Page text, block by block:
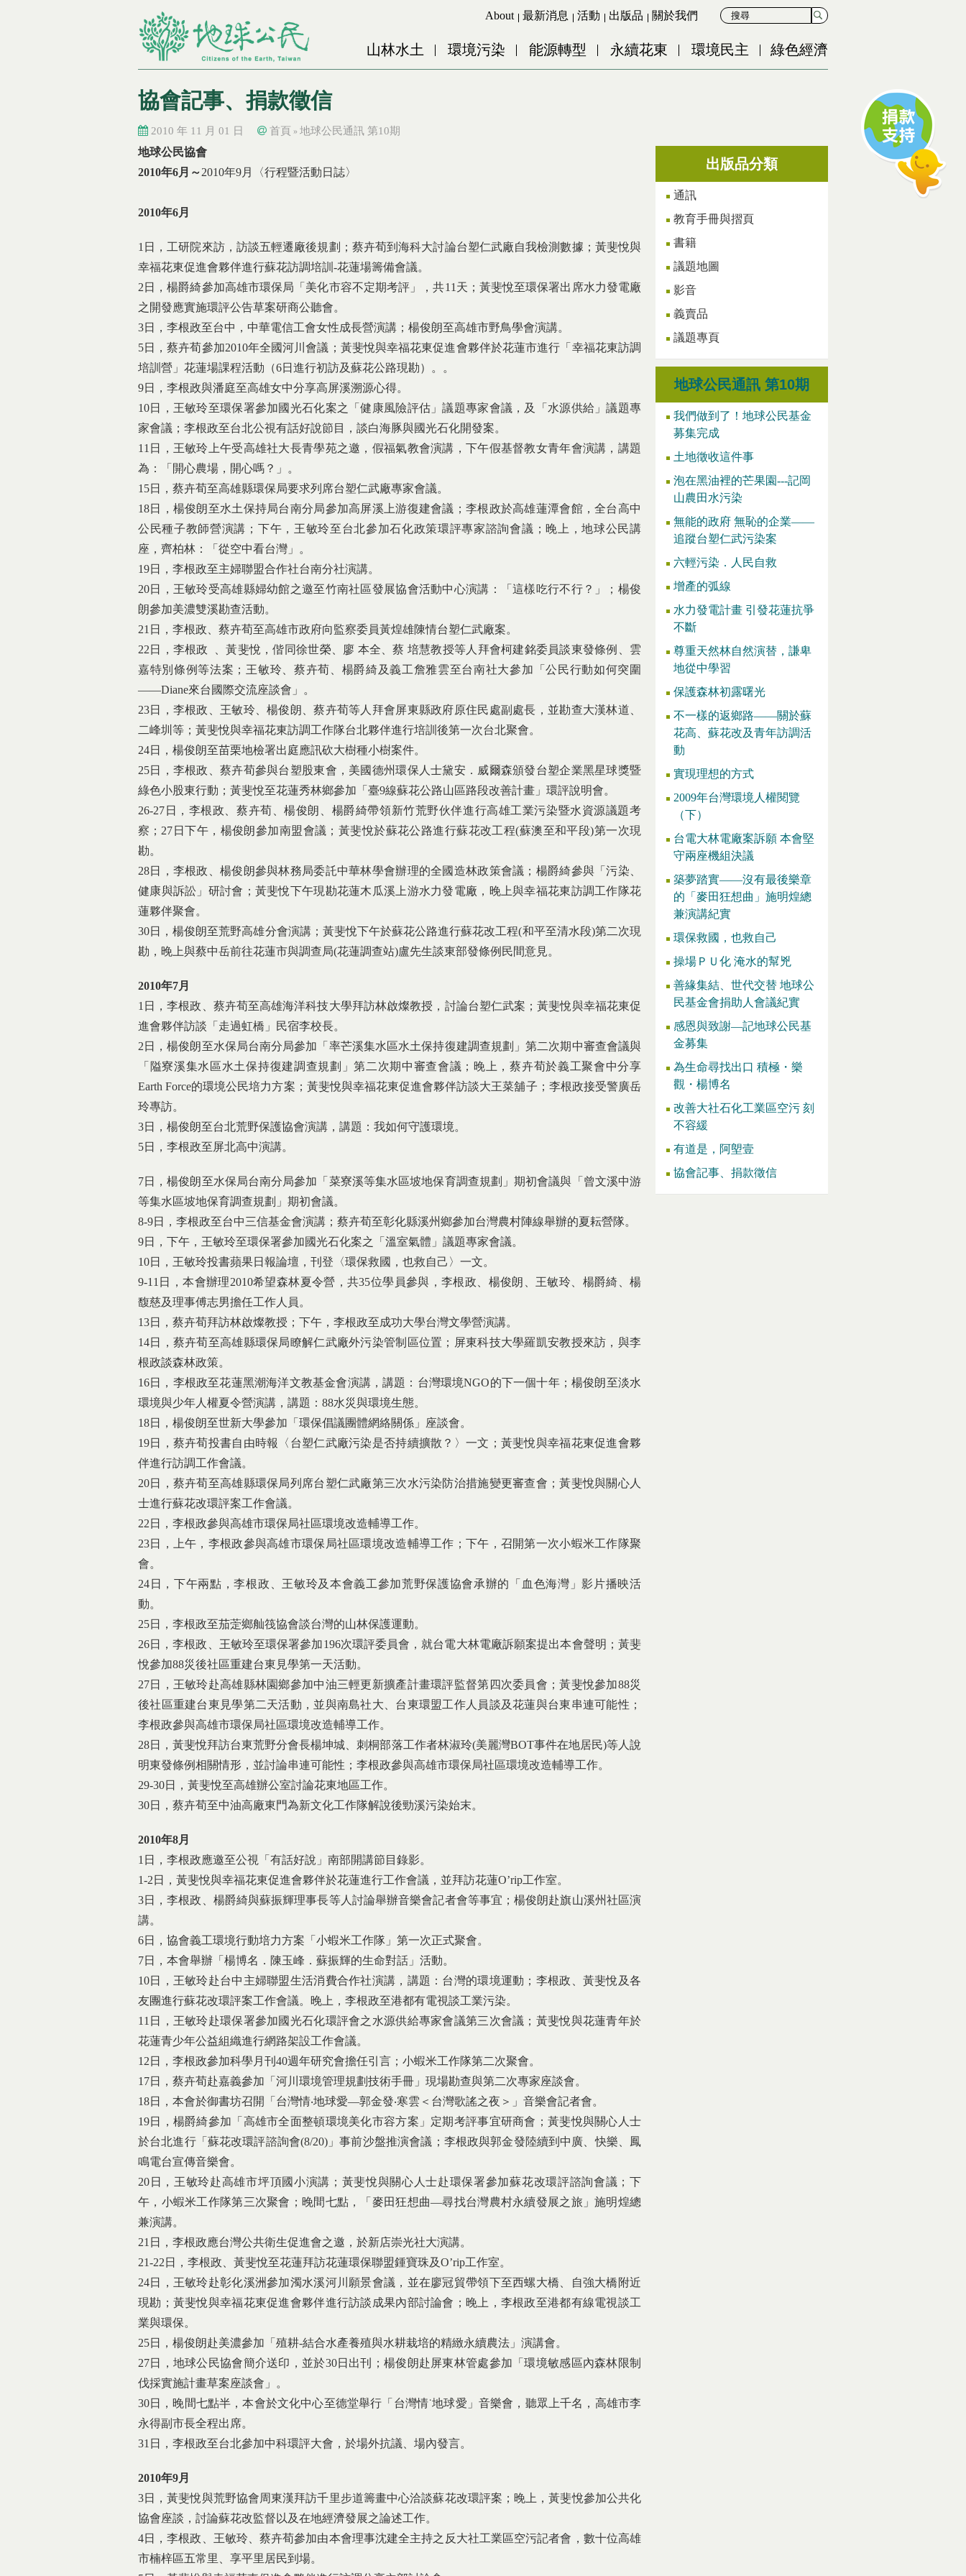
Jump to Navigation
Jump to Main content
About 最新消息 活動 出版品 關於我們
山林水土 環境污染 能源轉型 永續花東 環境民主 綠色經濟
協會記事、捐款徵信
2010 年 11 月 01 日
您在這裡
首頁 » 地球公民通訊 第10期
您在這裡
地球公民協會
2010年6月～2010年9月〈行程暨活動日誌〉
2010年6月
1日，工研院來訪，訪談五輕遷廠後規劃；蔡卉荀到海科大討論台塑仁武廠自我檢測數據；黃斐悅與
幸福花東促進會夥伴進行蘇花訪調培訓-花蓮場籌備會議。
2日，楊爵綺參加高雄市環保局「美化市容不定期考評」，共11天；黃斐悅至環保署出席水力發電廠
之開發應實施環評公告草案研商公聽會。
3日，李根政至台中，中華電信工會女性成長營演講；楊俊朗至高雄市野鳥學會演講。
5日，蔡卉荀參加2010年全國河川會議；黃斐悅與幸福花東促進會夥伴於花蓮市進行「幸福花東訪調
培訓營」花蓮場課程活動（6日進行初訪及蘇花公路現勘）。。
9日，李根政與潘庭至高雄女中分享高屏溪溯源心得。
10日，王敏玲至環保署參加國光石化案之「健康風險評估」議題專家會議，及「水源供給」議題專
家會議；李根政至台北公視有話好說節目，談白海豚與國光石化開發案。
11日，王敏玲上午受高雄社大長青學苑之邀，假福氣教會演講，下午假基督教女青年會演講，講題
為：「開心農場，開心嗎？」。
15日，蔡卉荀至高雄縣環保局要求列席台塑仁武廠專家會議。
18日，楊俊朗至水土保持局台南分局參加高屏溪上游復建會議；李根政於高雄蓮潭會館，全台高中
公民種子教師營演講；下午，王敏玲至台北參加石化政策環評專家諮詢會議；晚上，地球公民講
座，齊柏林：「從空中看台灣」。
19日，李根政至主婦聯盟合作社台南分社演講。
20日，王敏玲受高雄縣婦幼館之邀至竹南社區發展協會活動中心演講：「這樣吃行不行？」；楊俊
朗參加美濃雙溪勘查活動。
21日，李根政、蔡卉荀至高雄市政府向監察委員黃煌雄陳情台塑仁武廠案。
22日，李根政 、黃斐悅，偕同徐世榮、廖 本全、蔡 培慧教授等人拜會柯建銘委員談東發條例、雲
嘉特別條例等法案；王敏玲、蔡卉荀、楊爵綺及義工詹雅雲至台南社大參加「公民行動如何突圍
——Diane來台國際交流座談會」。
23日，李根政、王敏玲、楊俊朗、蔡卉荀等人拜會屏東縣政府原住民處副處長，並勘查大漢林道、
二峰圳等；黃斐悅與幸福花東訪調工作隊台北夥伴進行培訓後第一次台北聚會。
24日，楊俊朗至苗栗地檢署出庭應訊砍大樹種小樹案件。
25日，李根政、蔡卉荀參與台塑股東會，美國德州環保人士黛安．威爾森頒發台塑企業黑星球獎暨
綠色小股東行動；黃斐悅至花蓮秀林鄉參加「臺9線蘇花公路山區路段改善計畫」環評說明會。
26-27日，李根政、蔡卉荀、楊俊朗、楊爵綺帶領新竹荒野伙伴進行高雄工業污染暨水資源議題考
察；27日下午，楊俊朗參加南盟會議；黃斐悅於蘇花公路進行蘇花改工程(蘇澳至和平段)第一次現
勘。
28日，李根政、楊俊朗參與林務局委託中華林學會辦理的全國造林政策會議；楊爵綺參與「污染、
健康與訴訟」研討會；黃斐悅下午現勘花蓮木瓜溪上游水力發電廠，晚上與幸福花東訪調工作隊花
蓮夥伴聚會。
30日，楊俊朗至荒野高雄分會演講；黃斐悅下午於蘇花公路進行蘇花改工程(和平至清水段)第二次現
勘，晚上與蔡中岳前往花蓮市與調查局(花蓮調查站)盧先生談東部發條例民間意見。
2010年7月
1日，李根政、蔡卉荀至高雄海洋科技大學拜訪林啟燦教授，討論台塑仁武案；黃斐悅與幸福花東促
進會夥伴訪談「走過虹橋」民宿李校長。
2日，楊俊朗至水保局台南分局參加「率芒溪集水區水土保持復建調查規劃」第二次期中審查會議與
「隘寮溪集水區水土保持復建調查規劃」第二次期中審查會議；晚上，蔡卉荀於義工聚會中分享
Earth Force的環境公民培力方案；黃斐悅與幸福花東促進會夥伴訪談大王菜舖子；李根政接受警廣岳
玲專訪。
3日，楊俊朗至台北荒野保護協會演講，講題：我如何守護環境。
5日，李根政至屏北高中演講。
7日，楊俊朗至水保局台南分局參加「菜寮溪等集水區坡地保育調查規劃」期初會議與「曾文溪中游
等集水區坡地保育調查規劃」期初會議。
8-9日，李根政至台中三信基金會演講；蔡卉荀至彰化縣溪州鄉參加台灣農村陣線舉辦的夏耘營隊。
9日，下午，王敏玲至環保署參加國光石化案之「溫室氣體」議題專家會議。
10日，王敏玲投書蘋果日報論壇，刊登〈環保救國，也救自己〉一文。
9-11日，本會辦理2010希望森林夏令營，共35位學員參與，李根政、楊俊朗、王敏玲、楊爵綺、楊
馥慈及理事傅志男擔任工作人員。
13日，蔡卉荀拜訪林啟燦教授；下午，李根政至成功大學台灣文學營演講。
14日，蔡卉荀至高雄縣環保局瞭解仁武廠外污染管制區位置；屏東科技大學羅凱安教授來訪，與李
根政談森林政策。
16日，李根政至花蓮黑潮海洋文教基金會演講，講題：台灣環境NGO的下一個十年；楊俊朗至淡水
環境與少年人權夏令營演講，講題：88水災與環境生態。
18日，楊俊朗至世新大學參加「環保倡議團體網絡關係」座談會。
19日，蔡卉荀投書自由時報〈台塑仁武廠污染是否持續擴散？〉一文；黃斐悅與幸福花東促進會夥
伴進行訪調工作會議。
20日，蔡卉荀至高雄縣環保局列席台塑仁武廠第三次水污染防治措施變更審查會；黃斐悅與關心人
士進行蘇花改環評案工作會議。
22日，李根政參與高雄市環保局社區環境改造輔導工作。
23日，上午，李根政參與高雄市環保局社區環境改造輔導工作；下午，召開第一次小蝦米工作隊聚
會。
24日，下午兩點，李根政、王敏玲及本會義工參加荒野保護協會承辦的「血色海灣」影片播映活
動。
25日，李根政至茄萣鄉舢筏協會談台灣的山林保護運動。
26日，李根政、王敏玲至環保署參加196次環評委員會，就台電大林電廠訴願案提出本會聲明；黃斐
悅參加88災後社區重建台東見學第一天活動。
27日，王敏玲赴高雄縣林園鄉參加中油三輕更新擴產計畫環評監督第四次委員會；黃斐悅參加88災
後社區重建台東見學第二天活動，並與南島社大、台東環盟工作人員談及花蓮與台東串連可能性；
李根政參與高雄市環保局社區環境改造輔導工作。
28日，黃斐悅拜訪台東荒野分會長楊坤城、刺桐部落工作者林淑玲(美麗灣BOT事件在地居民)等人說
明東發條例相關情形，並討論串連可能性；李根政參與高雄市環保局社區環境改造輔導工作。
29-30日，黃斐悅至高雄辦公室討論花東地區工作。
30日，蔡卉荀至中油高廠東門為新文化工作隊解說後勁溪污染始末。
2010年8月
1日，李根政應邀至公視「有話好說」南部開講節目錄影。
1-2日，黃斐悅與幸福花東促進會夥伴於花蓮進行工作會議，並拜訪花蓮O’rip工作室。
3日，李根政、楊爵綺與蘇振輝理事長等人討論舉辦音樂會記者會等事宜；楊俊朗赴旗山溪州社區演
講。
6日，協會義工環境行動培力方案「小蝦米工作隊」第一次正式聚會。
7日，本會舉辦「楊博名．陳玉峰．蘇振輝的生命對話」活動。
10日，王敏玲赴台中主婦聯盟生活消費合作社演講，講題：台灣的環境運動；李根政、黃斐悅及各
友團進行蘇花改環評案工作會議。晚上，李根政至港都有電視談工業污染。
11日，王敏玲赴環保署參加國光石化環評會之水源供給專家會議第三次會議；黃斐悅與花蓮青年於
花蓮青少年公益組織進行網路架設工作會議。
12日，李根政參加科學月刊40週年研究會擔任引言；小蝦米工作隊第二次聚會。
17日，蔡卉荀赴嘉義參加「河川環境管理規劃技術手冊」現場勘查與第二次專家座談會。
18日，本會於御書坊召開「台灣情‧地球愛—郭金發‧寒雲＜台灣歌謠之夜＞」音樂會記者會。
19日，楊爵綺參加「高雄市全面整頓環境美化市容方案」定期考評事宜研商會；黃斐悅與關心人士
於台北進行「蘇花改環評諮詢會(8/20)」事前沙盤推演會議；李根政與郭金發陸續到中廣、快樂、鳳
鳴電台宣傳音樂會。
20日，王敏玲赴高雄市坪頂國小演講；黃斐悅與關心人士赴環保署參加蘇花改環評諮詢會議；下
午，小蝦米工作隊第三次聚會；晚間七點，「麥田狂想曲—尋找台灣農村永續發展之旅」施明煌總
兼演講。
21日，李根政應台灣公共衛生促進會之邀，於新店崇光社大演講。
21-22日，李根政、黃斐悅至花蓮拜訪花蓮環保聯盟鍾寶珠及O’rip工作室。
24日，王敏玲赴彰化溪洲參加濁水溪河川願景會議，並在廖冠貿帶領下至西螺大橋、自強大橋附近
現勘；黃斐悅與幸福花東促進會夥伴進行訪談成果內部討論會；晚上，李根政至港都有線電視談工
業與環保。
25日，楊俊朗赴美濃參加「殖耕-結合水產養殖與水耕栽培的精緻永續農法」演講會。
27日，地球公民協會簡介送印，並於30日出刊；楊俊朗赴屏東林管處參加「環境敏感區內森林限制
伐採實施計畫草案座談會」。
30日，晚間七點半，本會於文化中心至德堂舉行「台灣情˙地球愛」音樂會，聽眾上千名，高雄市李
永得副市長全程出席。
31日，李根政至台北參加中科環評大會，於場外抗議、場內發言。
2010年9月
3日，黃斐悅與荒野協會周東漢拜訪千里步道籌畫中心洽談蘇花改環評案；晚上，黃斐悅參加公共化
協會座談，討論蘇花改監督以及在地經濟發展之論述工作。
4日，李根政、王敏玲、蔡卉荀參加由本會理事沈建全主持之反大社工業區空污記者會，數十位高雄
市楠梓區五常里、享平里居民到場。
出版品分類
通訊
教育手冊與摺頁
書籍
議題地圖
影音
義賣品
議題專頁
地球公民通訊 第10期
我們做到了！地球公民基金
募集完成
土地徵收這件事
泡在黑油裡的芒果園---記岡
山農田水污染
無能的政府 無恥的企業——
追蹤台塑仁武污染案
六輕污染．人民自救
增產的弧線
水力發電計畫 引發花蓮抗爭
不斷
尊重天然林自然演替，謙卑
地從中學習
保護森林初露曙光
不一樣的返鄉路——關於蘇
花高、蘇花改及青年訪調活
動
實現理想的方式
2009年台灣環境人權閱覽
（下）
台電大林電廠案訴願 本會堅
守兩座機組決議
築夢踏實——沒有最後樂章
的「麥田狂想曲」施明煌總
兼演講紀實
環保救國，也救自己
操場ＰＵ化 淹水的幫兇
善緣集結、世代交替 地球公
民基金會捐助人會議紀實
感恩與致謝—記地球公民基
金募集
為生命尋找出口 積極・樂
觀・楊博名
改善大社石化工業區空污 刻
不容緩
有道是，阿塱壹
協會記事、捐款徵信